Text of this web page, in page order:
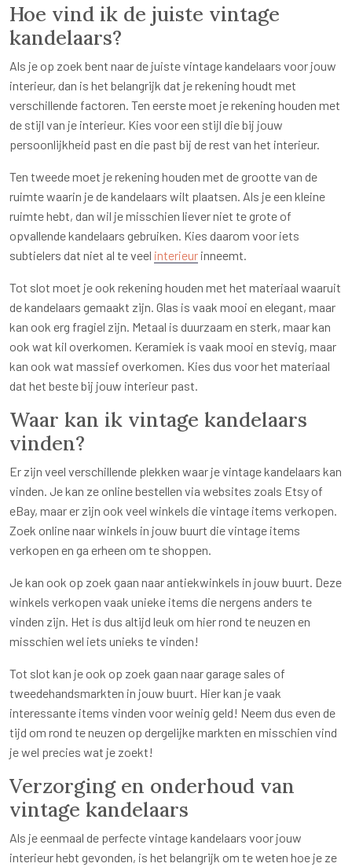
Hoe vind ik de juiste vintage
kandelaars?
Als je op zoek bent naar de juiste vintage kandelaars voor jouw
interieur, dan is het belangrijk dat je rekening houdt met
verschillende factoren. Ten eerste moet je rekening houden met
de stijl van je interieur. Kies voor een stijl die bij jouw
persoonlijkheid past en die past bij de rest van het interieur.
Ten tweede moet je rekening houden met de grootte van de
ruimte waarin je de kandelaars wilt plaatsen. Als je een kleine
ruimte hebt, dan wil je misschien liever niet te grote of
opvallende kandelaars gebruiken. Kies daarom voor iets
subtielers dat niet al te veel interieur inneemt.
Tot slot moet je ook rekening houden met het materiaal waaruit
de kandelaars gemaakt zijn. Glas is vaak mooi en elegant, maar
kan ook erg fragiel zijn. Metaal is duurzaam en sterk, maar kan
ook wat kil overkomen. Keramiek is vaak mooi en stevig, maar
kan ook wat massief overkomen. Kies dus voor het materiaal
dat het beste bij jouw interieur past.
Waar kan ik vintage kandelaars
vinden?
Er zijn veel verschillende plekken waar je vintage kandelaars kan
vinden. Je kan ze online bestellen via websites zoals Etsy of
eBay, maar er zijn ook veel winkels die vintage items verkopen.
Zoek online naar winkels in jouw buurt die vintage items
verkopen en ga erheen om te shoppen.
Je kan ook op zoek gaan naar antiekwinkels in jouw buurt. Deze
winkels verkopen vaak unieke items die nergens anders te
vinden zijn. Het is dus altijd leuk om hier rond te neuzen en
misschien wel iets unieks te vinden!
Tot slot kan je ook op zoek gaan naar garage sales of
tweedehandsmarkten in jouw buurt. Hier kan je vaak
interessante items vinden voor weinig geld! Neem dus even de
tijd om rond te neuzen op dergelijke markten en misschien vind
je wel precies wat je zoekt!
Verzorging en onderhoud van
vintage kandelaars
Als je eenmaal de perfecte vintage kandelaars voor jouw
interieur hebt gevonden, is het belangrijk om te weten hoe je ze